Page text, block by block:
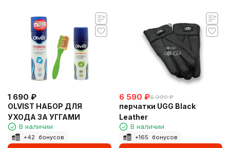
1 690 ₽
OLVIST НАБОР ДЛЯ
УХОДА ЗА УГГАМИ
В наличии
+42 бонусов
6 590 ₽6 990 ₽
перчатки UGG Black
Leather
В наличии
+165 бонусов